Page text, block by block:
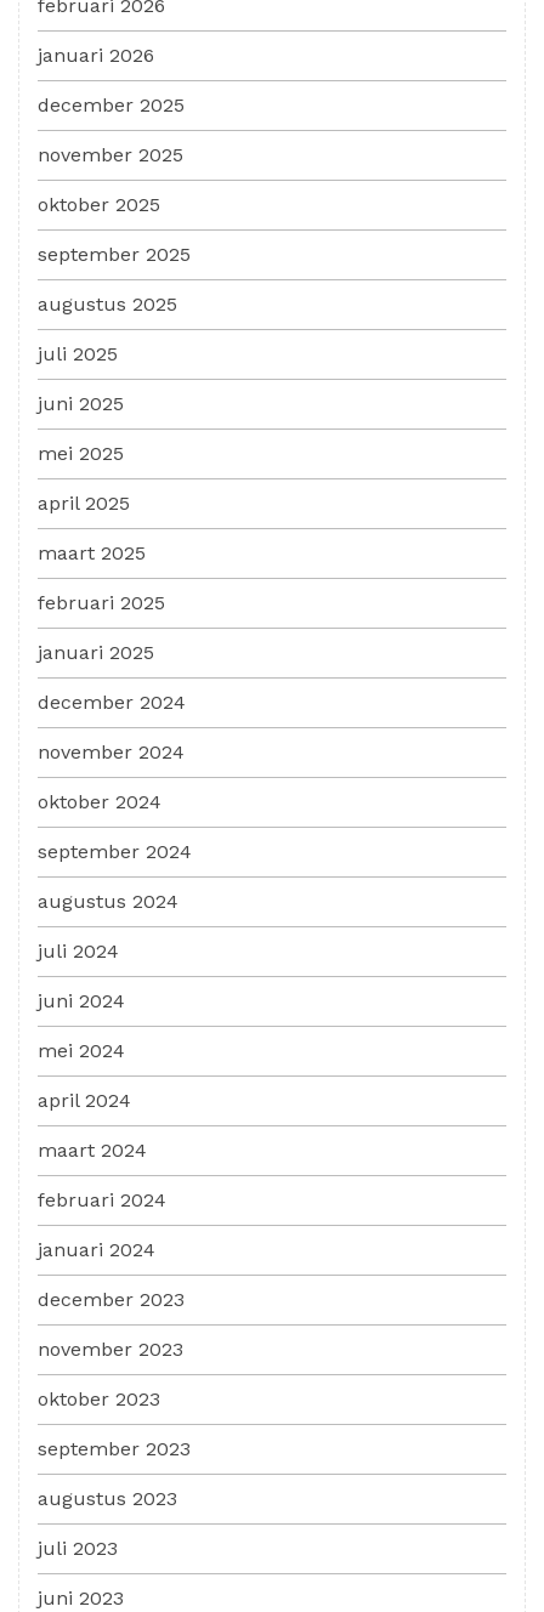
februari 2026
januari 2026
december 2025
november 2025
oktober 2025
september 2025
augustus 2025
juli 2025
juni 2025
mei 2025
april 2025
maart 2025
februari 2025
januari 2025
december 2024
november 2024
oktober 2024
september 2024
augustus 2024
juli 2024
juni 2024
mei 2024
april 2024
maart 2024
februari 2024
januari 2024
december 2023
november 2023
oktober 2023
september 2023
augustus 2023
juli 2023
juni 2023